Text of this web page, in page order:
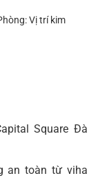
Vị trí kim
Square Đà
an toàn từ viha